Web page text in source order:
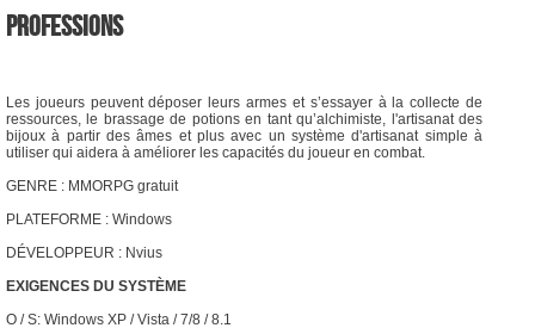
PROFESSIONS
Les joueurs peuvent déposer leurs armes et s’essayer à la collecte de
ressources, le brassage de potions en tant qu’alchimiste, l'artisanat des
bijoux à partir des âmes et plus avec un système d'artisanat simple à
utiliser qui aidera à améliorer les capacités du joueur en combat.
GENRE : MMORPG gratuit
PLATEFORME : Windows
DÉVELOPPEUR : Nvius
EXIGENCES DU SYSTÈME
O / S: Windows XP / Vista / 7/8 / 8.1